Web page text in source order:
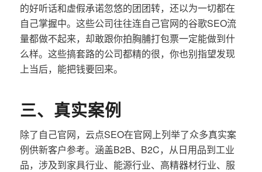
的好听话和虚假承诺忽悠的团团转，还以为一切都在
自己掌握中。这些公司往往连自己官网的谷歌SEO流
量都做不起来，却敢跟你拍胸脯打包票一定能做到什
么样。这些搞套路的公司都精的很，你也别指望发现
上当后，能把钱要回来。
三、真实案例
除了自己官网，云点SEO在官网上列举了众多真实案
例供新客户参考。涵盖B2B、B2C，从日用品到工业
品，涉及到家具行业、能源行业、高精器材行业、服